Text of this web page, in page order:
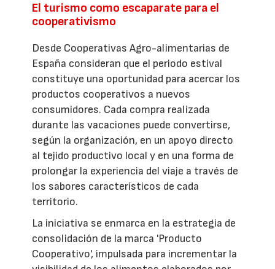
El turismo como escaparate para el
cooperativismo
Desde Cooperativas Agro-alimentarias de
España consideran que el periodo estival
constituye una oportunidad para acercar los
productos cooperativos a nuevos
consumidores. Cada compra realizada
durante las vacaciones puede convertirse,
según la organización, en un apoyo directo
al tejido productivo local y en una forma de
prolongar la experiencia del viaje a través de
los sabores característicos de cada
territorio.
La iniciativa se enmarca en la estrategia de
consolidación de la marca 'Producto
Cooperativo', impulsada para incrementar la